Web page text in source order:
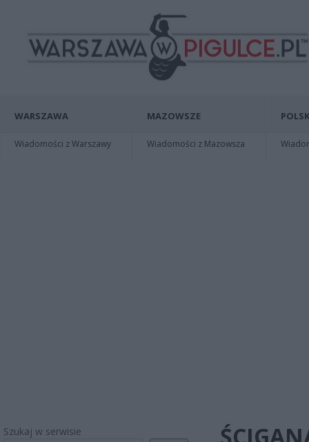
WARSZAWA
Wiadomości z Warszawy
MAZOWSZE
Wiadomości z Mazowsza
Szukaj w serwisie